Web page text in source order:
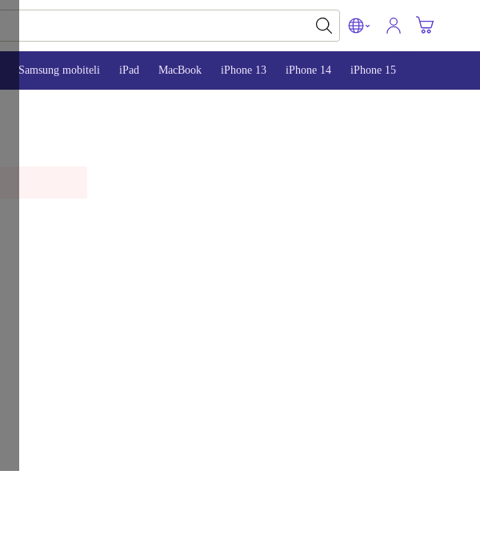
Samsung mobiteli iPad MacBook iPhone 13 iPhone 14 iPhone 15